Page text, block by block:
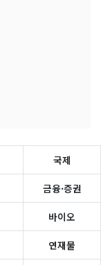
국제
금융·증권
바이오
연재물